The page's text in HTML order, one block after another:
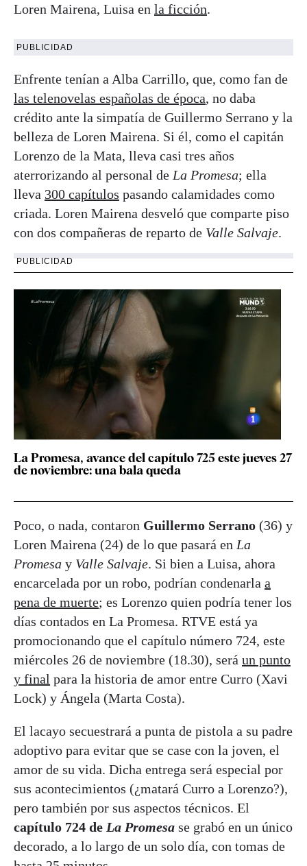
Loren Mairena, Luisa en la ficción.
PUBLICIDAD
Enfrente tenían a Alba Carrillo, que, como fan de
las telenovelas españolas de época, no daba
crédito ante la simpatía de Guillermo Serrano y la
belleza de Loren Mairena. Si él, como el capitán
Lorenzo de la Mata, lleva casi tres años
aterrorizando al personal de La Promesa; ella
lleva 300 capítulos pasando calamidades como
criada. Loren Mairena desveló que comparte piso
con dos compañeras de reparto de Valle Salvaje.
PUBLICIDAD
La Promesa, avance del capítulo 725 este jueves 27
de noviembre: una bala queda
Poco, o nada, contaron Guillermo Serrano (36) y
Loren Mairena (24) de lo que pasará en La
Promesa y Valle Salvaje. Si bien a Luisa, ahora
encarcelada por un robo, podrían condenarla a
pena de muerte; es Lorenzo quien podría tener los
días contados en La Promesa. RTVE está ya
promocionando que el capítulo número 724, este
miércoles 26 de noviembre (18.30), será un punto
y final para la historia de amor entre Curro (Xavi
Lock) y Ángela (Marta Costa).
El lacayo secuestrará a punta de pistola a su padre
adoptivo para evitar que se case con la joven, el
amor de su vida. Dicha entrega será especial por
sus acontecimientos (¿matará Curro a Lorenzo?),
pero también por sus aspectos técnicos. El
capítulo 724 de La Promesa se grabó en un único
decorado, a lo largo de un solo día, con tomas de